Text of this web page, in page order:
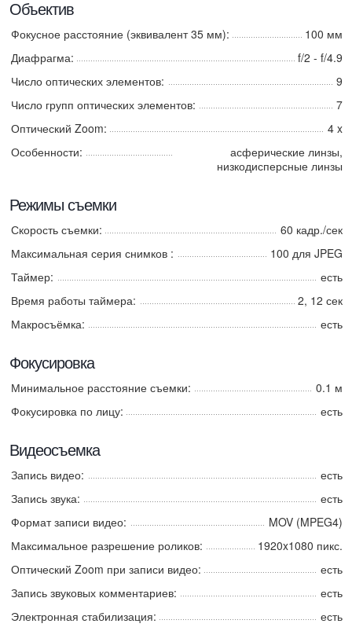
Объектив
Фокусное расстояние (эквивалент 35 мм):
100 мм
Диафрагма:
f/2 - f/4.9
Число оптических элементов:
9
Число групп оптических элементов:
7
Оптический Zoom:
4 x
Особенности:
асферические линзы,
низкодисперсные линзы
Режимы съемки
Скорость съемки:
60 кадр./сек
Максимальная серия снимков :
100 для JPEG
Таймер:
есть
Время работы таймера:
2, 12 сек
Макросъёмка:
есть
Фокусировка
Минимальное расстояние съемки:
0.1 м
Фокусировка по лицу:
есть
Видеосъемка
Запись видео:
есть
Запись звука:
есть
Формат записи видео:
MOV (MPEG4)
Максимальное разрешение роликов:
1920x1080 пикс.
Оптический Zoom при записи видео:
есть
Запись звуковых комментариев:
есть
Электронная стабилизация:
есть